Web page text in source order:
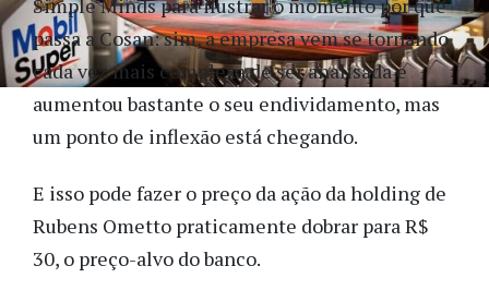
Simple Minds para ilustrar o momento por que
passa a Cosan: sim, a empresa vem se tornando
cada vez mais complexa de ser analisada e
aumentou bastante o seu endividamento, mas
um ponto de inflexão está chegando.
E isso pode fazer o preço da ação da holding de
Rubens Ometto praticamente dobrar para R$
30, o preço-alvo do banco.